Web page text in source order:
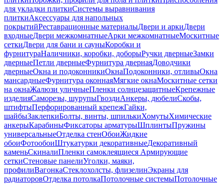
для укладки плиткиСистемы выравнивания
плиткиАксессуары для напольных
покрытийРеставрационные материалыДвери и аркиДвери
входныеДвери межкомнатныеАрки межкомнатныеМоскитные
сеткиДвери для бани и сауныКоробки и
фурнитураНаличники, коробки, доборыРучки дверныеЗамки
дверныеПетли дверныеФурнитура двернаяДоводчики
дверныеОкна и подоконникиОкнаПодоконники, отливыОкна
мансардныеФурнитура оконнаяМягкие окнаМоскитные сетки
на окнаЖалюзи уличныеПленки солнцезащитныеКрепежные
изделияСаморезы, шурупыГвоздиАнкеры, дюбелиСкобы,
штифтыПерфорированный крепежГайки,
шайбыЗаклепкиБолты, винты, шпилькиХомутыХимические
анкерыКарабиныФиксаторы арматурыШплинтыПружины
универсальныеОтделка стенОбоиЖидкие
обоиФотообоиШтукатурки декоративныеДекоративный
каменьСкиналиПленки самоклеящиеся Армирующие
сеткиСтеновые панелиУголки, маяки,
профилиВагонкаСтеклохолсты, флизелинЭкраны для
радиаторовОтделка потолкаПотолочные системыПотолочные